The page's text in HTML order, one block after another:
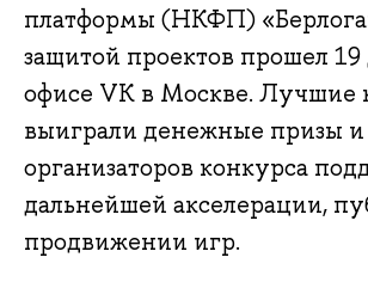
платформы (НКФП)
защитой проектов прошел 19
офисе VK в Москве. Лучшие
выиграли денежные призы и
организаторов конкурса
дальнейшей акселерации,
продвижении игр.